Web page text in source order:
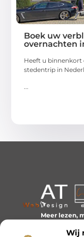
Wij
Boek uw
overnachten
Heeft u binnenkort
stedentrip in
Meer lezen,
het